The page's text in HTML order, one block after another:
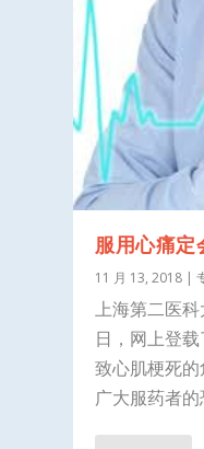
服用心痛定
11 月 13, 2018 |
上海第二医
日，网上登
致心肌梗死
广大服药者的